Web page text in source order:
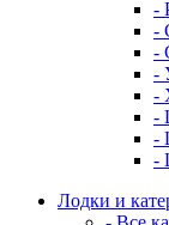
-
-
-
-
-
-
-
-
Лодки и